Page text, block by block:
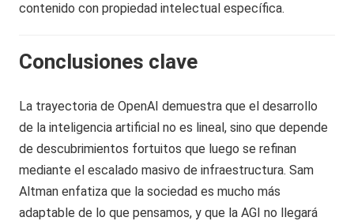
contenido con propiedad intelectual específica.
Conclusiones clave
La trayectoria de OpenAI demuestra que el desarrollo
de la inteligencia artificial no es lineal, sino que depende
de descubrimientos fortuitos que luego se refinan
mediante el escalado masivo de infraestructura. Sam
Altman enfatiza que la sociedad es mucho más
adaptable de lo que pensamos, y que la AGI no llegará